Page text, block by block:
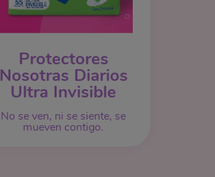
Protectores
Nosotras Diarios
Ultra Invisible
No se ven, ni se siente, se
mueven contigo.